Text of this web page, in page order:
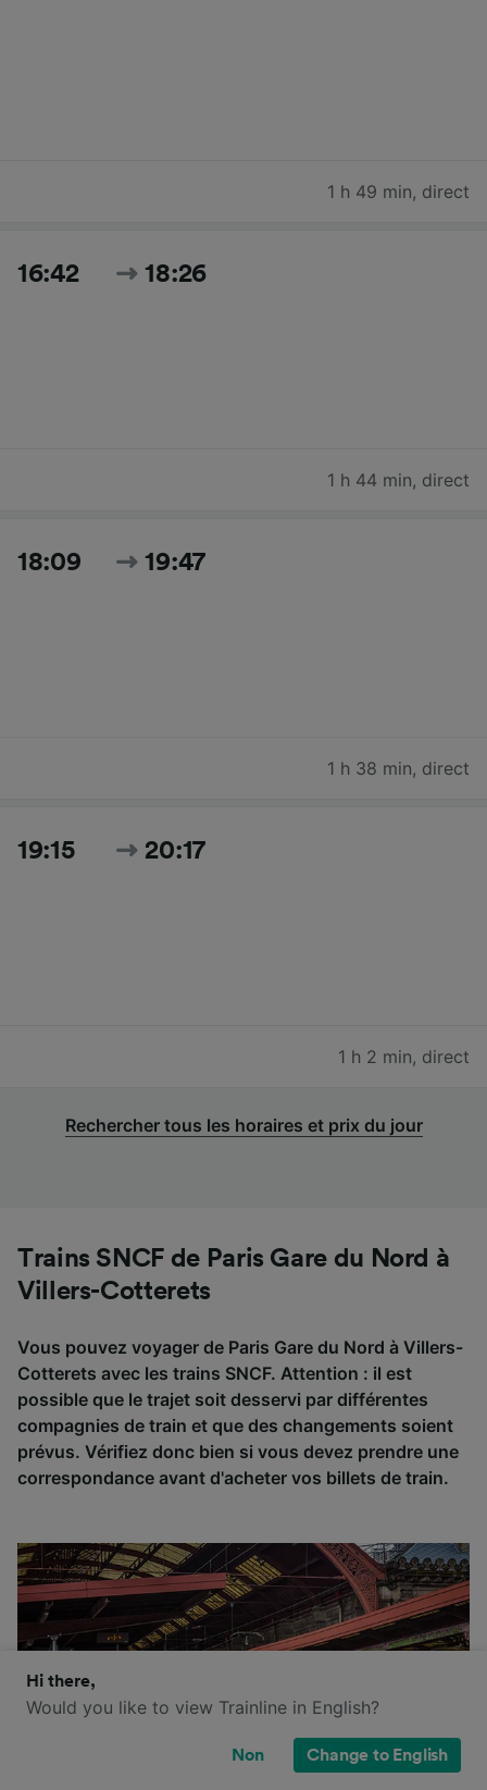
1 h 49 min, direct
16:42 18:26
1 h 44 min, direct
18:09 19:47
1 h 38 min, direct
19:15 20:17
1 h 2 min, direct
Rechercher tous les horaires et prix du jour
Trains SNCF de Paris Gare du Nord à
Villers-Cotterets
Vous pouvez voyager de Paris Gare du Nord à Villers-
Cotterets avec les trains SNCF. Attention : il est
possible que le trajet soit desservi par différentes
compagnies de train et que des changements soient
prévus. Vérifiez donc bien si vous devez prendre une
correspondance avant d'acheter vos billets de train.
Hi there,
Would you like to view Trainline in English?
Non Change to English